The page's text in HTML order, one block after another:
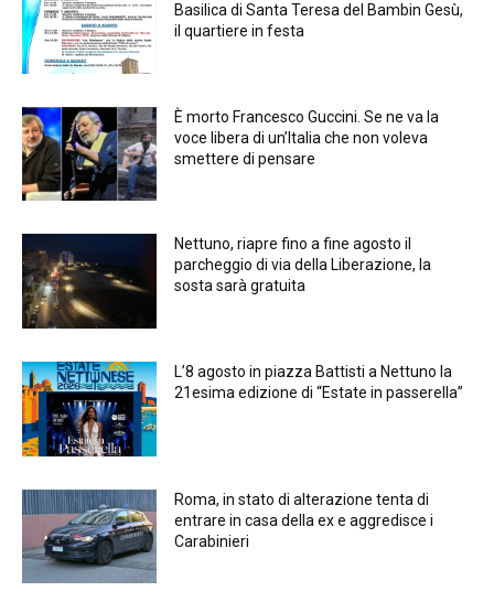
Basilica di Santa Teresa del Bambin Gesù,
il quartiere in festa
È morto Francesco Guccini. Se ne va la
voce libera di un’Italia che non voleva
smettere di pensare
Nettuno, riapre fino a fine agosto il
parcheggio di via della Liberazione, la
sosta sarà gratuita
L’8 agosto in piazza Battisti a Nettuno la
21esima edizione di “Estate in passerella”
Roma, in stato di alterazione tenta di
entrare in casa della ex e aggredisce i
Carabinieri